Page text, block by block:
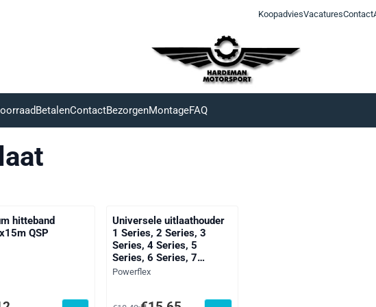
KoopadviesVacaturesContact
BetalenContactBezorgenMontageFAQ
hitteband
QSP
exclusief btw: 72,00
Universele uitlaathouder
1 Series, 2 Series, 3
Series, 4 Series, 5
Series, 6 Series, 7
Series, 8 Series, X
Merk:
Powerflex
Van 18,42 voor 15,65, exclusief btw: 12,94